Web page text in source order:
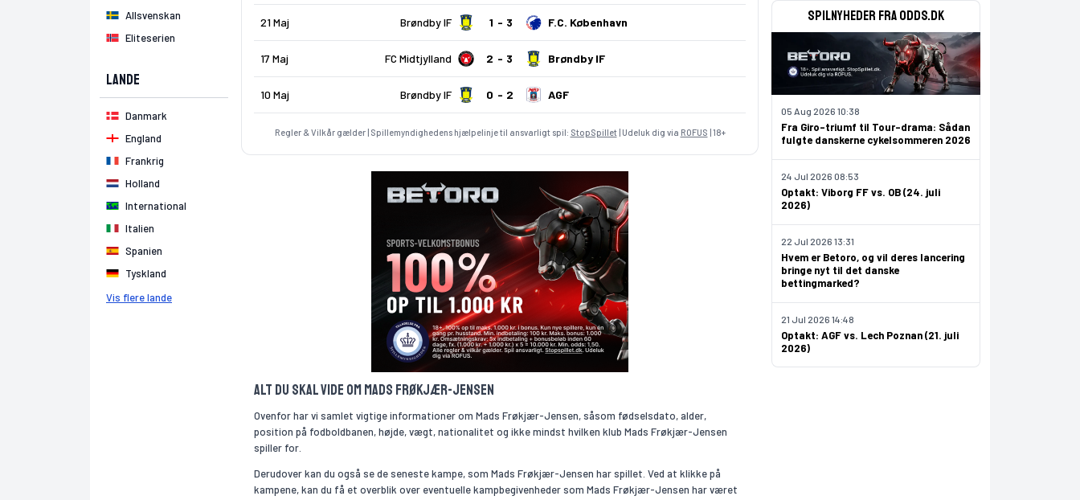
21 Maj Brøndby IF F.C. København
1 3
17 Maj FC Midtjylland Brøndby IF
2 3
10 Maj Brøndby IF AGF
0 2
Regler & Vilkår gælder | Spillemyndighedens hjælpelinje til ansvarligt spil: StopSpillet| Udeluk dig via ROFUS | 18+
Allsvenskan
Eliteserien
Lande
Danmark
England
Frankrig
Holland
International
Italien
Spanien
Tyskland
Vis flere lande
Spilnyheder fra odds.dk
Fra Giro-triumf til Tour-drama: Sådan
fulgte danskerne cykelsommeren 2026
05 Aug 2026 10:38
Optakt: Viborg FF vs. OB (24. juli
2026)
24 Jul 2026 08:53
Hvem er Betoro, og vil deres lancering
bringe nyt til det danske
bettingmarked?
22 Jul 2026 13:31
Optakt: AGF vs. Lech Poznan (21. juli
2026)
21 Jul 2026 14:48
Alt du skal vide om Mads Frøkjær-Jensen
Ovenfor har vi samlet vigtige informationer om Mads Frøkjær-Jensen, såsom fødselsdato, alder,
position på fodboldbanen, højde, vægt, nationalitet og ikke mindst hvilken klub Mads Frøkjær-Jensen
spiller for.
Derudover kan du også se de seneste kampe, som Mads Frøkjær-Jensen har spillet. Ved at klikke på
kampene, kan du få et overblik over eventuelle kampbegivenheder som Mads Frøkjær-Jensen har været